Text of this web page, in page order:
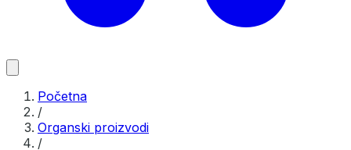
Početna
/
Organski proizvodi
/